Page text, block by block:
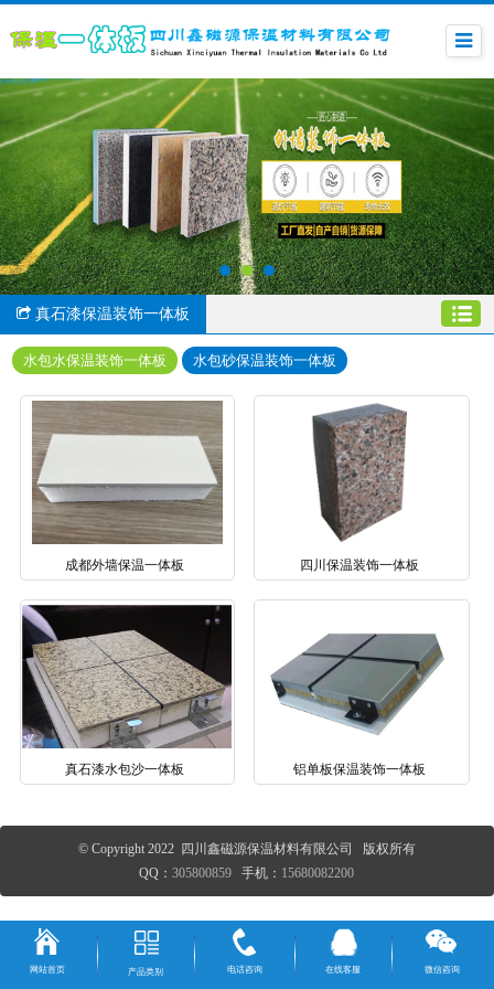
真石漆保温装饰一体板
水包水保温装饰一体板 水包砂保温装饰一体板
成都外墙保温一体板 四川保温装饰一体板
真石漆水包沙一体板 铝单板保温装饰一体板
© Copyright 2022 四川鑫磁源保温材料有限公司 版权所有
QQ：305800859 手机： 15680082200
网站首页 产品类别 电话咨询 在线客服 微信咨询